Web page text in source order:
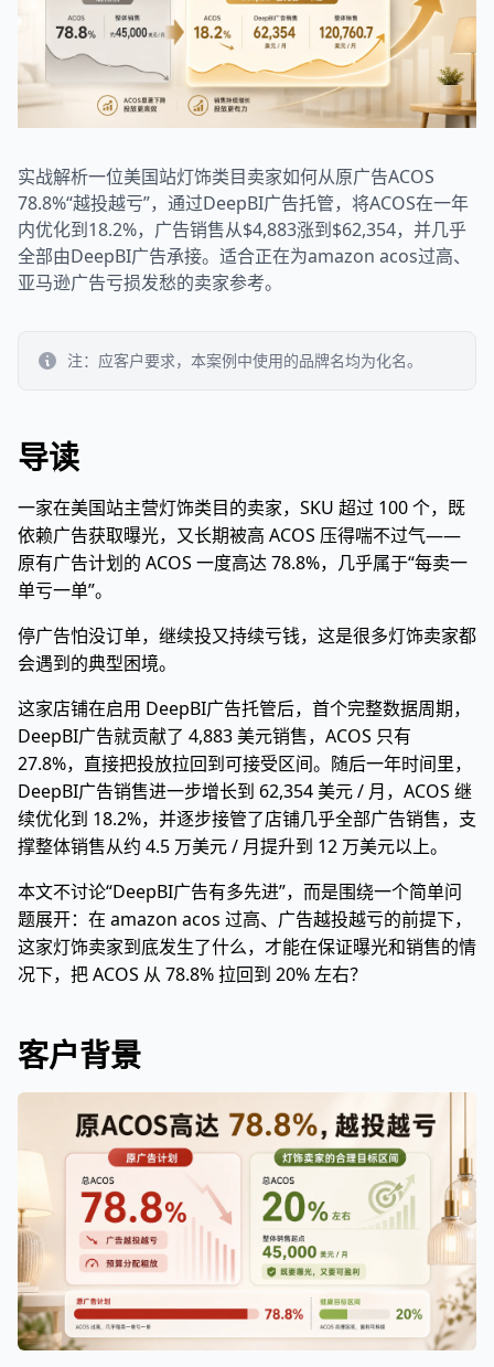
实战解析一位美国站灯饰类目卖家如何从原广告ACOS
78.8%“越投越亏”，通过DeepBI广告托管，将ACOS在一年
内优化到18.2%，广告销售从$4,883涨到$62,354，并几乎
全部由DeepBI广告承接。适合正在为amazon acos过高、
亚马逊广告亏损发愁的卖家参考。
注：应客户要求，本案例中使用的品牌名均为化名。
导读
一家在美国站主营灯饰类目的卖家，SKU 超过 100 个，既
依赖广告获取曝光，又长期被高 ACOS 压得喘不过气——
原有广告计划的 ACOS 一度高达 78.8%，几乎属于“每卖一
单亏一单”。
停广告怕没订单，继续投又持续亏钱，这是很多灯饰卖家都
会遇到的典型困境。
这家店铺在启用 DeepBI广告托管后，首个完整数据周期，
DeepBI广告就贡献了 4,883 美元销售，ACOS 只有
27.8%，直接把投放拉回到可接受区间。随后一年时间里，
DeepBI广告销售进一步增长到 62,354 美元 / 月，ACOS 继
续优化到 18.2%，并逐步接管了店铺几乎全部广告销售，支
撑整体销售从约 4.5 万美元 / 月提升到 12 万美元以上。
本文不讨论“DeepBI广告有多先进”，而是围绕一个简单问
题展开：在 amazon acos 过高、广告越投越亏的前提下，
这家灯饰卖家到底发生了什么，才能在保证曝光和销售的情
况下，把 ACOS 从 78.8% 拉回到 20% 左右？
客户背景